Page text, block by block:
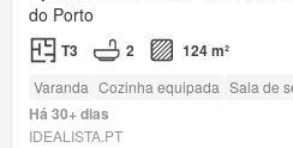
do Porto
T3 2 124 m²
Varanda Cozinha equipada Sala de
Há 30+ dias
IDEALISTA.PT